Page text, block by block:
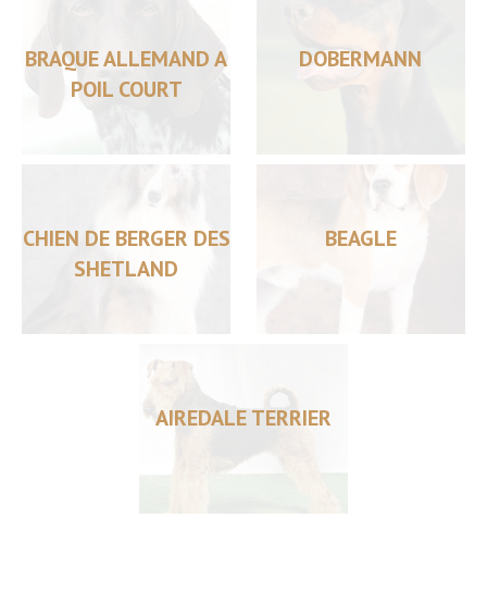
BRAQUE ALLEMAND A
POIL COURT
DOBERMANN
CHIEN DE BERGER DES
SHETLAND
BEAGLE
AIREDALE TERRIER